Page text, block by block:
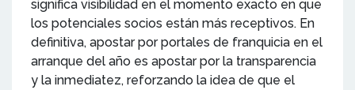
significa visibilidad en el momento exacto en que
los potenciales socios están más receptivos. En
definitiva, apostar por portales de franquicia en el
arranque del año es apostar por la transparencia
y la inmediatez, reforzando la idea de que el